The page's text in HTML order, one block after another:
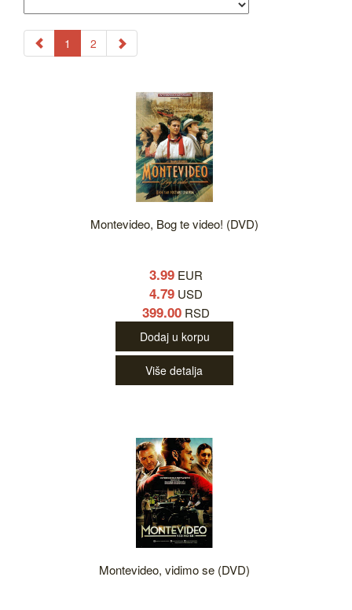
1 2
Montevideo, Bog te video! (DVD)
3.99 EUR
4.79 USD
399.00 RSD
Dodaj u korpu
Više detalja
Montevideo, vidimo se (DVD)